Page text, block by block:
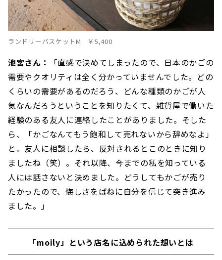
ランドリーバスケットM ￥5,400
池宮さん：
「直感で決めてしまったので、日本のかごの
需要やクオリティは全く分かっていませんでした。どの
くらいの需要があるのだろう、どんな種類のかごが人
気なんだろうということを知りたくて、雑貨屋で働いた
経験のある友人に連絡したことがありました。そした
ら、「かごなんてもう飽和して売れないから辞めなよ」
と。友人に相談したら、反対されるとこのときに知り
ましたね（笑）。それ以降、今までの私を知っている
人には話さないと決めました。どうしてもかごが売り
たかったので、悔しさをばねに自分を信じて突き進み
ました。」
「moily」という店名に込められた想いとは